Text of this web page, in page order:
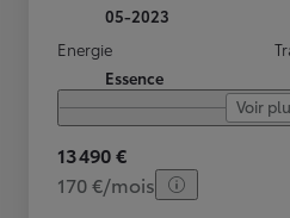
05-2023
Energie
Essence
Voir
13 490 €
170 €/mois